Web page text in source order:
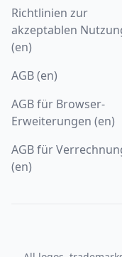
Richtlinien zur
akzeptablen
(en)
AGB (en)
AGB für Browser-
Erweiterungen (en)
AGB für
(en)